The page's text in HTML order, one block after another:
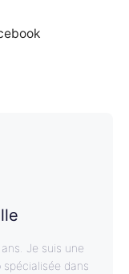
Je suis une
dans